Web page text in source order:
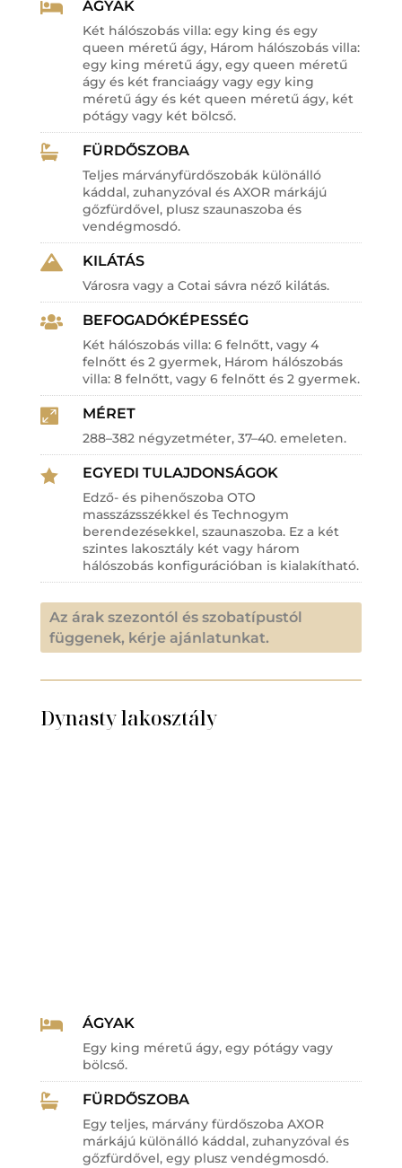
 ÁGYAK
Két hálószobás villa: egy king és egy
queen méretű ágy, Három hálószobás villa:
egy king méretű ágy, egy queen méretű
ágy és két franciaágy vagy egy king
méretű ágy és két queen méretű ágy, két
pótágy vagy két bölcső.
 FÜRDŐSZOBA
Teljes márványfürdőszobák különálló
káddal, zuhanyzóval és AXOR márkájú
gőzfürdővel, plusz szaunaszoba és
vendégmosdó.
 KILÁTÁS
Városra vagy a Cotai sávra néző kilátás.
 BEFOGADÓKÉPESSÉG
Két hálószobás villa: 6 felnőtt, vagy 4
felnőtt és 2 gyermek, Három hálószobás
villa: 8 felnőtt, vagy 6 felnőtt és 2 gyermek.
 MÉRET
288–382 négyzetméter, 37–40. emeleten.
 EGYEDI TULAJDONSÁGOK
Edző- és pihenőszoba OTO
masszázsszékkel és Technogym
berendezésekkel, szaunaszoba. Ez a két
szintes lakosztály két vagy három
hálószobás konfigurációban is kialakítható.
Az árak szezontól és szobatípustól
függenek, kérje ajánlatunkat.
Dynasty lakosztály
 ÁGYAK
Egy king méretű ágy, egy pótágy vagy
bölcső.
 FÜRDŐSZOBA
Egy teljes, márvány fürdőszoba AXOR
márkájú különálló káddal, zuhanyzóval és
gőzfürdővel, egy plusz vendégmosdó.